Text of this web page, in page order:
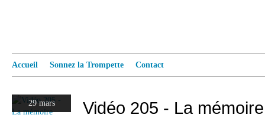
Accueil Sonnez la Trompette Contact
29 mars Vidéo 205 - La